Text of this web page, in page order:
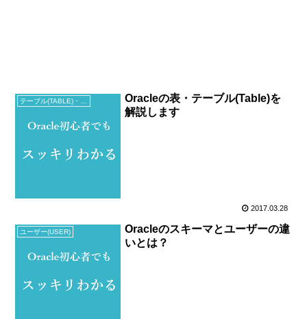
テーブル(TABLE)・ビュー(VIEW)
Oracleの表・テーブル(Table)を
解説します
2017.03.28
ユーザー(USER)
Oracleのスキーマとユーザーの違
いとは？